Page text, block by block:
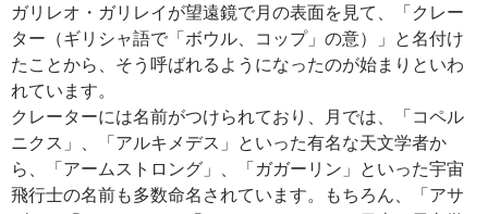
ガリレオ・ガリレイが望遠鏡で月の表面を見て、「クレー
ター（ギリシャ語で「ボウル、コップ」の意）」と名付け
たことから、そう呼ばれるようになったのが始まりといわ
れています。
クレーターには名前がつけられており、月では、「コペル
ニクス」、「アルキメデス」といった有名な天文学者か
ら、「アームストロング」、「ガガーリン」といった宇宙
飛行士の名前も多数命名されています。もちろん、「アサ